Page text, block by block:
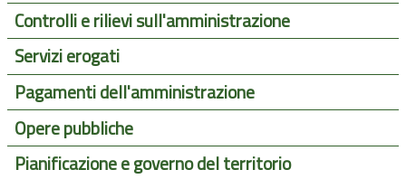
Controlli e rilievi sull'amministrazione
Servizi erogati
Pagamenti dell'amministrazione
Opere pubbliche
Pianificazione e governo del territorio